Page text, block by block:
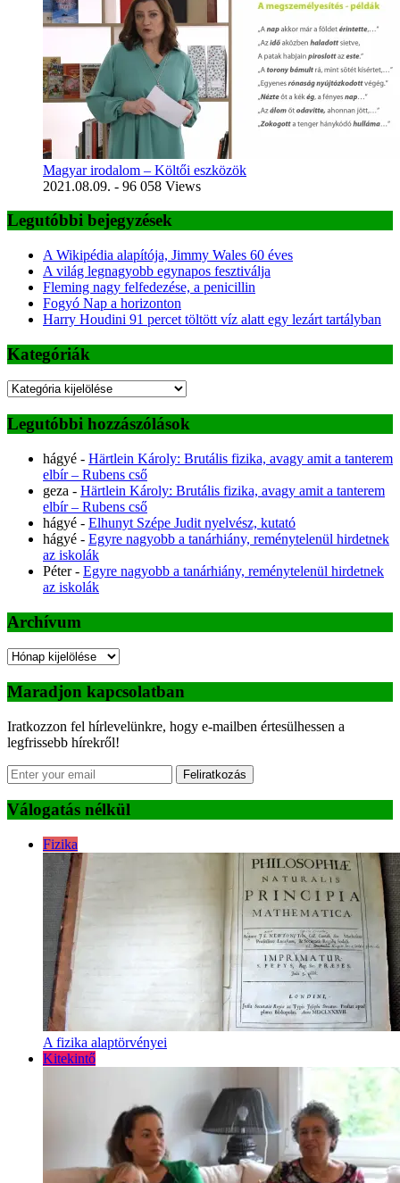
Magyar irodalom – Költői eszközök
2021.08.09. - 96 058 Views
Legutóbbi bejegyzések
A Wikipédia alapítója, Jimmy Wales 60 éves
A világ legnagyobb egynapos fesztiválja
Fleming nagy felfedezése, a penicillin
Fogyó Nap a horizonton
Harry Houdini 91 percet töltött víz alatt egy lezárt tartályban
Kategóriák
Kategóriák
Legutóbbi hozzászólások
hágyé - Härtlein Károly: Brutális fizika, avagy amit a tanterem
elbír – Rubens cső
geza - Härtlein Károly: Brutális fizika, avagy amit a tanterem
elbír – Rubens cső
hágyé - Elhunyt Szépe Judit nyelvész, kutató
hágyé - Egyre nagyobb a tanárhiány, reménytelenül hirdetnek
az iskolák
Péter- Egyre nagyobb a tanárhiány, reménytelenül hirdetnek
az iskolák
Archívum
Archívum
Maradjon kapcsolatban
Iratkozzon fel hírlevelünkre, hogy e-mailben értesülhessen a
legfrissebb hírekről!
Feliratkozás
Válogatás nélkül
Fizika
A fizika alaptörvényei
Kitekintő